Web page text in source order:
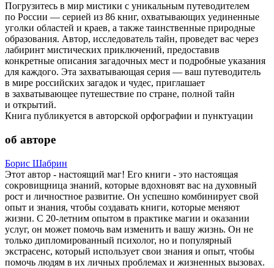
Погрузитесь в мир мистики с уникальным путеводителем
по России — серией из 86 книг, охватывающих уединенные
уголки областей и краев, а также таинственные природные
образования. Автор, исследователь тайн, проведет вас через
лабиринт мистических приключений, предоставив
конкретные описания загадочных мест и подробные указания
для каждого. Эта захватывающая серия — ваш путеводитель
в мире российских загадок и чудес, приглашает
в захватывающее путешествие по стране, полной тайн
и открытий.
Книга публикуется в авторской орфографии и пунктуации
об авторе
Борис Шабрин
Этот автор - настоящий маг! Его книги - это настоящая
сокровищница знаний, которые вдохновят вас на духовный
рост и личностное развитие. Он успешно комбинирует свой
опыт и знания, чтобы создавать книги, которые меняют
жизни. С 20-летним опытом в практике магии и оказании
услуг, он может помочь вам изменить и вашу жизнь. Он не
только дипломированный психолог, но и популярный
экстрасенс, который использует свои знания и опыт, чтобы
помочь людям в их личных проблемах и жизненных вызовах.